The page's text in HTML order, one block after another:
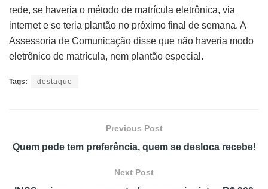
rede, se haveria o método de matrícula eletrônica, via
internet e se teria plantão no próximo final de semana. A
Assessoria de Comunicação disse que não haveria modo
eletrônico de matrícula, nem plantão especial.
Tags: destaque
Previous Post
Quem pede tem preferência, quem se desloca recebe!
Next Post